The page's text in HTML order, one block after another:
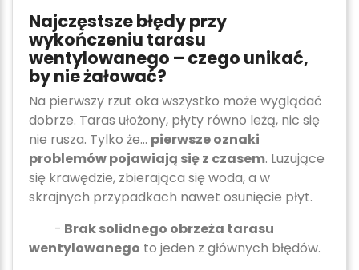
Najczęstsze błędy przy
wykończeniu tarasu
wentylowanego – czego unikać,
by nie żałować?
Na pierwszy rzut oka wszystko może wyglądać
dobrze. Taras ułożony, płyty równo leżą, nic się
nie rusza. Tylko że… pierwsze oznaki
problemów pojawiają się z czasem. Luzujące
się krawędzie, zbierająca się woda, a w
skrajnych przypadkach nawet osunięcie płyt.
- Brak solidnego obrzeża tarasu
wentylowanego to jeden z głównych błędów.